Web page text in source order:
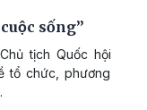
sống”
tịch Quốc hội
tổ chức, phương